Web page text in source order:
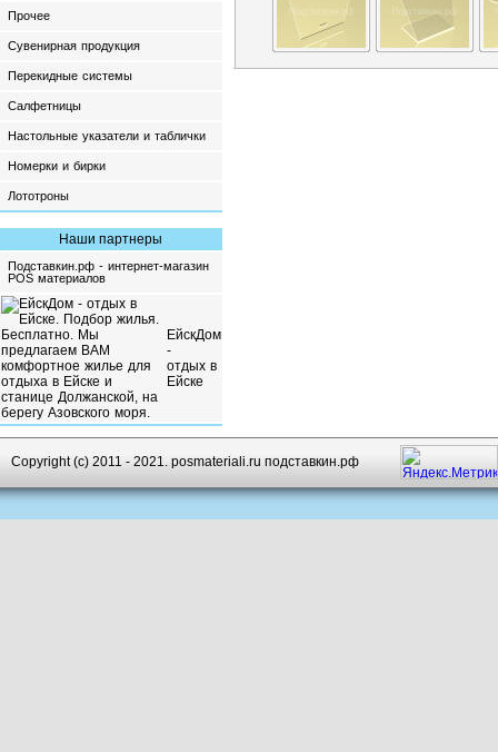
Прочее
Сувенирная продукция
Перекидные системы
Салфетницы
Настольные указатели и таблички
Номерки и бирки
Лототроны
Наши партнеры
Подставкин.рф - интернет-магазин
POS материалов
ЕйскДом
-
отдых в
Ейске
Copyright (c) 2011 - 2021. posmateriali.ru подставкин.рф